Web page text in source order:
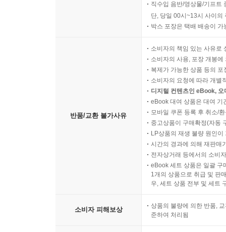
직수입 음반/영상물/기프트
단, 당일 00시~13시 사이의
박스 포장은 택배 배송이
반품/교환 불가사유
소비자의 책임 있는 사유로
소비자의 사용, 포장 개봉
복제가 가능한 상품 등의
소비자의 요청에 따라 개별
디지털 컨텐츠인 eBook,
eBook 대여 상품은 대여 기
모바일 쿠폰 등록 후 취소/
중고상품이 구매확정(자동
LP상품의 재생 불량 원인
시간의 경과에 의해 재판매
전자상거래 등에서의 소비
eBook 세트 상품은 일괄 구
1개의 상품으로 취급 및 판
우, 세트 상품 전부 및 세트
소비자 피해보상
상품의 불량에 의한 반품,
준하여 처리됨